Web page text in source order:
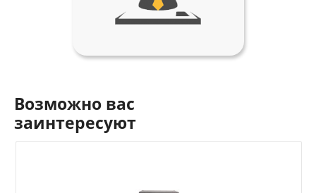
Возможно вас
заинтересуют